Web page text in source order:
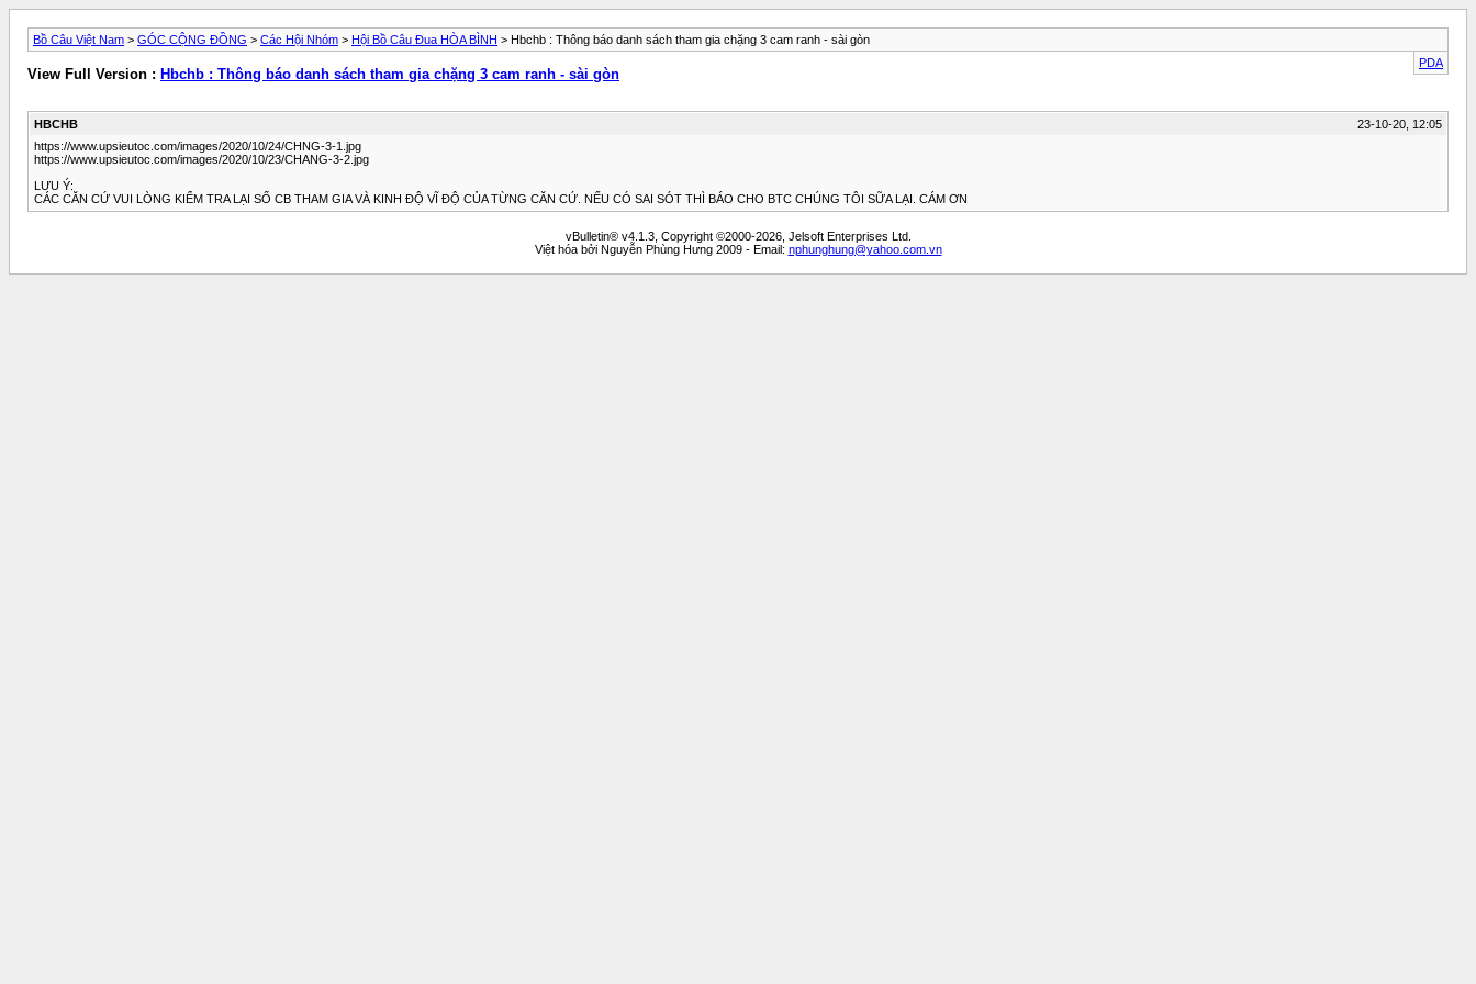
Bồ Câu Việt Nam > GÓC CỘNG ĐỒNG > Các Hội Nhóm > Hội Bồ Câu Đua HÒA BÌNH > Hbchb : Thông báo danh sách tham gia chặng 3 cam ranh - sài gòn
PDA
View Full Version : Hbchb : Thông báo danh sách tham gia chặng 3 cam ranh - sài gòn
HBCHB
23-10-20, 12:05
https://www.upsieutoc.com/images/2020/10/24/CHNG-3-1.jpg
https://www.upsieutoc.com/images/2020/10/23/CHANG-3-2.jpg
LƯU Ý:
CÁC CĂN CỨ VUI LÒNG KIỂM TRA LẠI SỐ CB THAM GIA VÀ KINH ĐỘ VĨ ĐỘ CỦA TỪNG CĂN CỨ. NẾU CÓ SAI SÓT THÌ BÁO CHO BTC CHÚNG TÔI SỮA LẠI. CÁM ƠN
vBulletin® v4.1.3, Copyright ©2000-2026, Jelsoft Enterprises Ltd.
Việt hóa bởi Nguyễn Phùng Hưng 2009 - Email: nphunghung@yahoo.com.vn